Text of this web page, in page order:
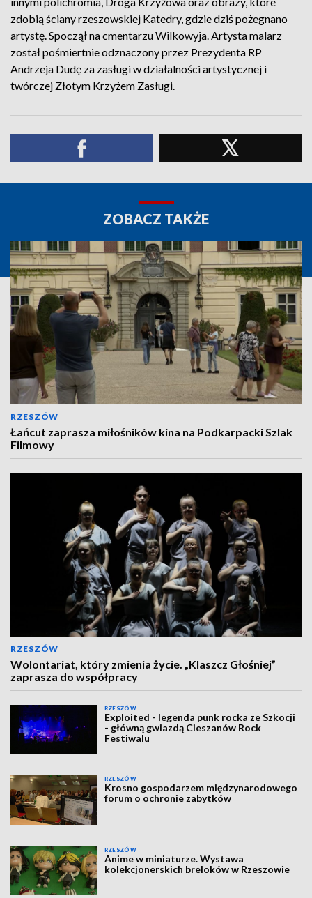
zdobią ściany rzeszowskiej Katedry, gdzie dziś pożegnano
artystę. Spoczął na cmentarzu Wilkowyja. Artysta malarz
został pośmiertnie odznaczony przez Prezydenta RP
Andrzeja Dudę za zasługi w działalności artystycznej i
twórczej Złotym Krzyżem Zasługi.
ZOBACZ TAKŻE
RZESZÓW
Łańcut zaprasza miłośników kina na Podkarpacki Szlak
Filmowy
RZESZÓW
Wolontariat, który zmienia życie. „Klaszcz Głośniej”
zaprasza do współpracy
RZESZÓW
Exploited - legenda punk rocka ze Szkocji
- główną gwiazdą Cieszanów Rock
Festiwalu
RZESZÓW
Krosno gospodarzem międzynarodowego
forum o ochronie zabytków
RZESZÓW
Anime w miniaturze. Wystawa
kolekcjonerskich breloków w Rzeszowie